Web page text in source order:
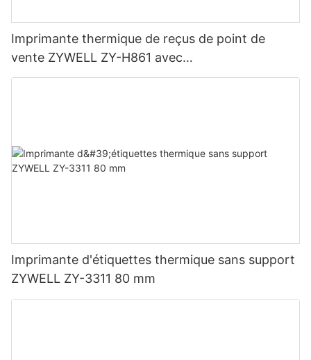
Imprimante thermique de reçus de point de
vente ZYWELL ZY-H861 avec
USB+LAN/USB+WIFI/BT (en option) Noir
Imprimante d'étiquettes thermique sans support
ZYWELL ZY-3311 80 mm